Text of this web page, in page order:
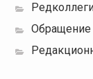
Обращение